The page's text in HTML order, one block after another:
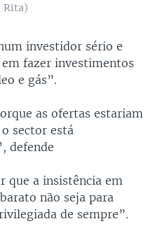
Rita)
investidor sério e
fazer investimentos
e gás”.
as ofertas estariam
sector está
defende
que a insistência em
não seja para
de sempre”.